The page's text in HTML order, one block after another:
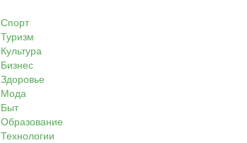
Спорт
Туризм
Культура
Бизнес
Здоровье
Мода
Быт
Образование
Технологии